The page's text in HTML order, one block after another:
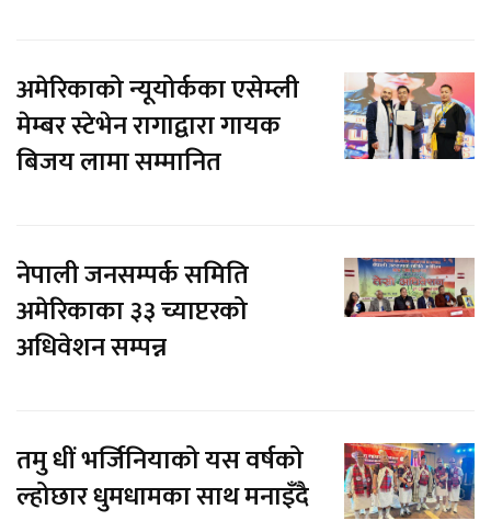
अमेरिकाको न्यूयोर्कका एसेम्ली
मेम्बर स्टेभेन रागाद्वारा गायक
बिजय लामा सम्मानित
नेपाली जनसम्पर्क समिति
अमेरिकाका ३३ च्याप्टरको
अधिवेशन सम्पन्न
तमु धीं भर्जिनियाको यस वर्षको
ल्होछार धुमधामका साथ मनाइँदै